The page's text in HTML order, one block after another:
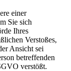
einer
Sie sich
Ihres
Verstoßes,
Ansicht sei
betreffenden
verstößt.